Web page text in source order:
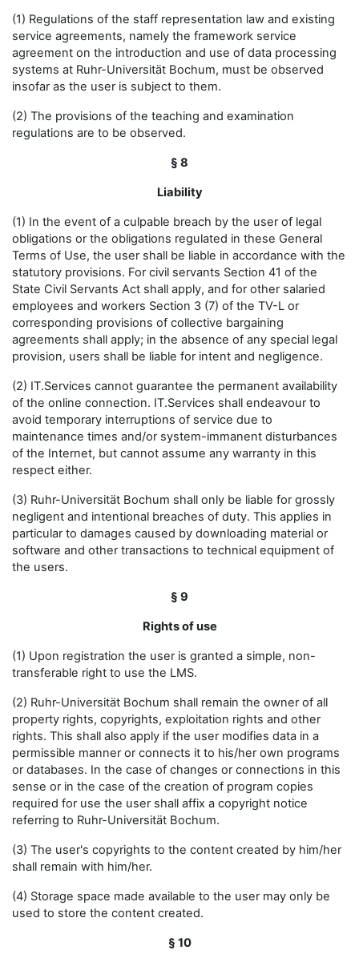
(1) Regulations of the staff representation law and existing
service agreements, namely the framework service
agreement on the introduction and use of data processing
systems at Ruhr-Universität Bochum, must be observed
insofar as the user is subject to them.
(2) The provisions of the teaching and examination
regulations are to be observed.
§ 8
Liability
(1) In the event of a culpable breach by the user of legal
obligations or the obligations regulated in these General
Terms of Use, the user shall be liable in accordance with the
statutory provisions. For civil servants Section 41 of the
State Civil Servants Act shall apply, and for other salaried
employees and workers Section 3 (7) of the TV-L or
corresponding provisions of collective bargaining
agreements shall apply; in the absence of any special legal
provision, users shall be liable for intent and negligence.
(2) IT.Services cannot guarantee the permanent availability
of the online connection. IT.Services shall endeavour to
avoid temporary interruptions of service due to
maintenance times and/or system-immanent disturbances
of the Internet, but cannot assume any warranty in this
respect either.
(3) Ruhr-Universität Bochum shall only be liable for grossly
negligent and intentional breaches of duty. This applies in
particular to damages caused by downloading material or
software and other transactions to technical equipment of
the users.
§ 9
Rights of use
(1) Upon registration the user is granted a simple, non-
transferable right to use the LMS.
(2) Ruhr-Universität Bochum shall remain the owner of all
property rights, copyrights, exploitation rights and other
rights. This shall also apply if the user modifies data in a
permissible manner or connects it to his/her own programs
or databases. In the case of changes or connections in this
sense or in the case of the creation of program copies
required for use the user shall affix a copyright notice
referring to Ruhr-Universität Bochum.
(3) The user's copyrights to the content created by him/her
shall remain with him/her.
(4) Storage space made available to the user may only be
used to store the content created.
§ 10